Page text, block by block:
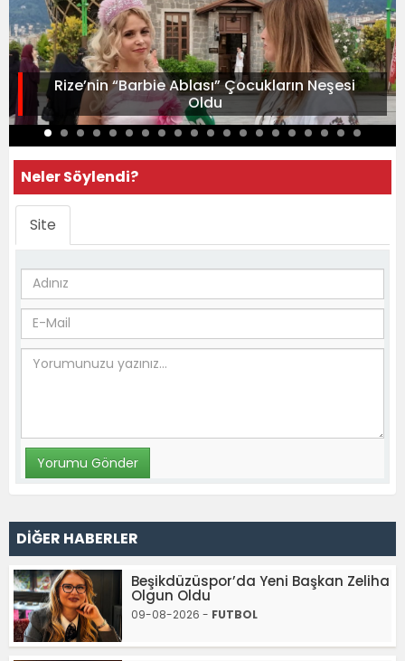
Rize’nin “Barbie Ablası” Çocukların Neşesi
Oldu
Neler Söylendi?
Site
DİĞER HABERLER
Beşikdüzüspor’da Yeni Başkan Zeliha
Olgun Oldu
09-08-2026 - FUTBOL